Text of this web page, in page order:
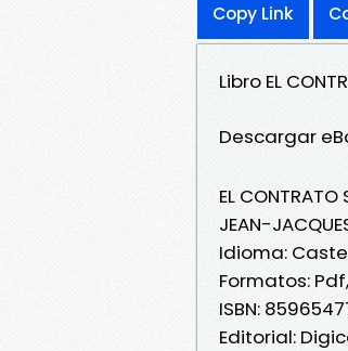
Copy Link
Libro EL
Descargar
EL CONTRATO
JEAN-
Idioma:
Formatos: Pdf,
ISBN:
Editorial: